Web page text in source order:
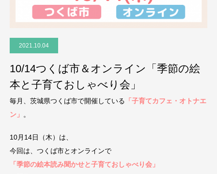
2021.10.04
10/14つくば市＆オンライン「季節の絵
本と子育ておしゃべり会」
毎月、茨城県つくば市で開催している 「子育てカフェ・オトナエ
ン」 。
10月14日（木）は、
今回は、つくば市とオンラインで
「季節の絵本読み聞かせと子育ておしゃべり会」